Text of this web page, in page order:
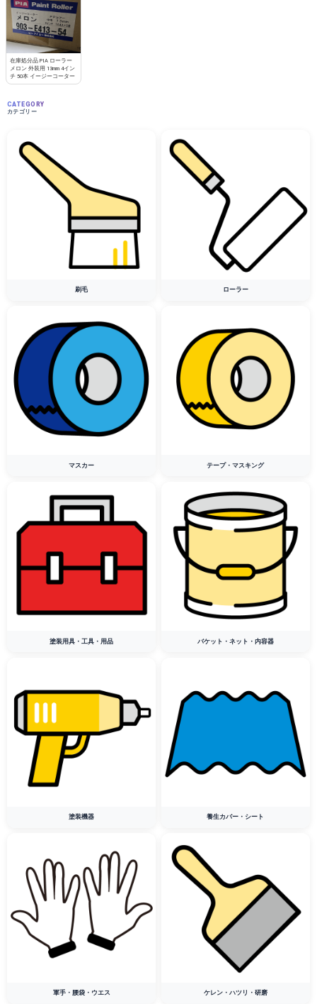
在庫処分品 PIA ローラー
メロン 外装用 13mm 4イン
チ 50本 イージーコーター
CATEGORY
カテゴリー
刷毛 ローラー
マスカー テープ・マスキング
塗装用具・工具・用品 バケット・ネット・内容器
塗装機器 養生カバー・シート
軍手・腰袋・ウエス ケレン・ハツリ・研磨